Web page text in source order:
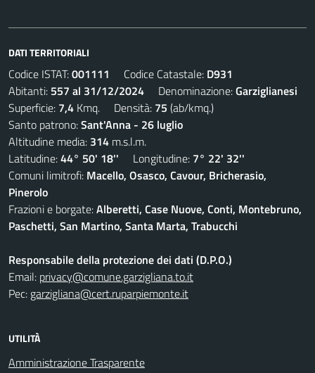
DATI TERRITORIALI
Codice ISTAT:001111 Codice Catastale: D931
Abitanti: 557 al 31/12/2024 Denominazione:Garziglianesi
Superficie: 7,4 Kmq. Densità: 75 (ab/kmq.)
Santo patrono:Sant'Anna - 26 luglio
Altitudine media: 314 m.s.l.m.
Latitudine:44° 50' 18'' Longitudine: 7° 22' 32''
Comuni limitrofi: Macello, Osasco, Cavour, Bricherasio,
Pinerolo
Frazioni e borgate:Alberetti, Case Nuove, Conti, Montebruno,
Paschetti, San Martino, Santa Marta, Trabucchi
Responsabile della protezione dei dati (D.P.O.)
Email: privacy@comune.garzigliana.to.it
Pec: garzigliana@cert.ruparpiemonte.it
UTILITÀ
Amministrazione Trasparente